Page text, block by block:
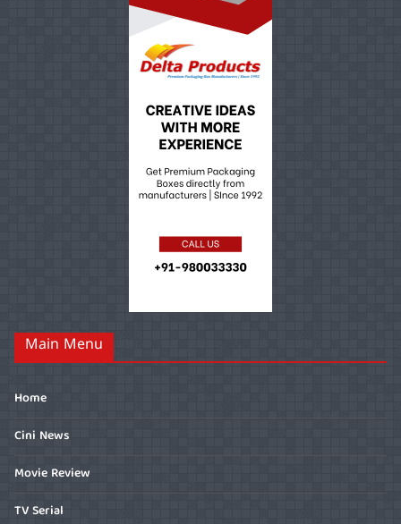
Main Menu
Home
Cini News
Movie Review
TV Serial